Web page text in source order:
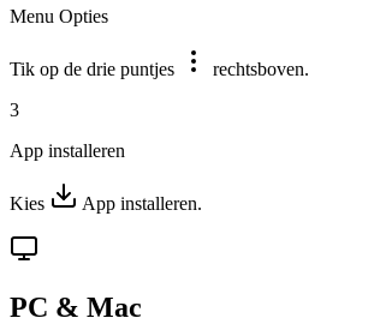
Menu Opties
Tik op de drie puntjes
rechtsboven.
3
App installeren
Kies App installeren.
PC & Mac